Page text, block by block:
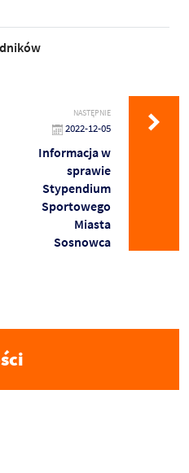
NASTĘPNIE
2022-12-05
Informacja w
sprawie
Stypendium
Sportowego
Miasta
Sosnowca